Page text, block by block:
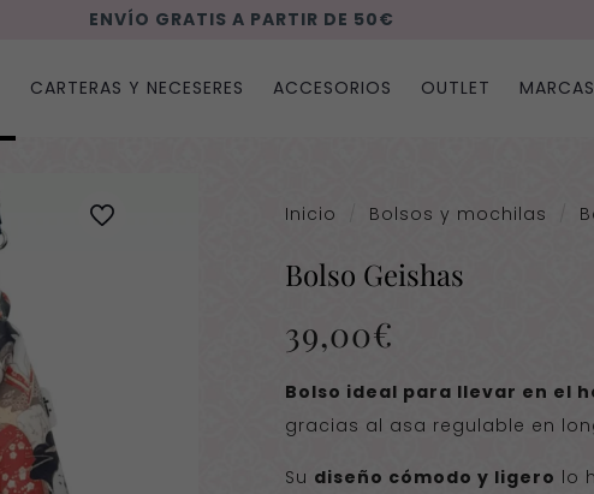
ENVÍO GRATIS A PARTIR DE 50€
CARTERAS Y NECESERES ACCESORIOS OUTLET MARCAS
Inicio Bolsos y mochilas
Bolso Geishas
39,00€
Bolso ideal para llevar en el
gracias al asa regulable en
Su diseño cómodo y ligero lo